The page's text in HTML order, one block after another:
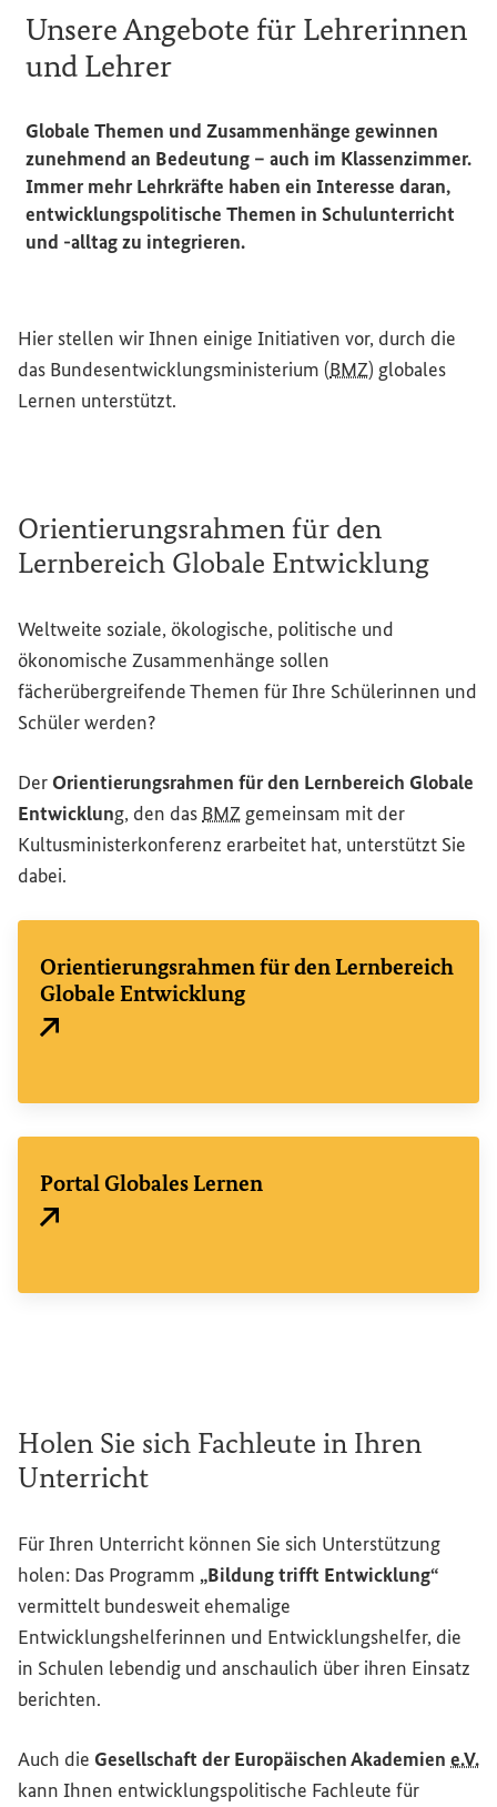
Unsere Angebote für Lehrerinnen
und Lehrer
Globale Themen und Zusammenhänge gewinnen
zunehmend an Bedeutung – auch im Klassenzimmer.
Immer mehr Lehrkräfte haben ein Interesse daran,
entwicklungspolitische Themen in Schulunterricht
und -alltag zu integrieren.
Hier stellen wir Ihnen einige Initiativen vor, durch die
das Bundesentwicklungsministerium (BMZ) globales
Lernen unterstützt.
Orientierungsrahmen für den
Lernbereich Globale Entwicklung
Weltweite soziale, ökologische, politische und
ökonomische Zusammenhänge sollen
fächerübergreifende Themen für Ihre Schülerinnen und
Schüler werden?
Der Orientierungsrahmen für den Lernbereich Globale
Entwicklung, den das BMZ gemeinsam mit der
Kultusministerkonferenz erarbeitet hat, unterstützt Sie
dabei.
Orientierungsrahmen für den Lernbereich
Globale Entwicklung
Portal Globales Lernen
Holen Sie sich Fachleute in Ihren
Unterricht
Für Ihren Unterricht können Sie sich Unterstützung
holen: Das Programm „Bildung trifft Entwicklung“
vermittelt bundesweit ehemalige
Entwicklungshelferinnen und Entwicklungshelfer, die
in Schulen lebendig und anschaulich über ihren Einsatz
berichten.
Auch die Gesellschaft der Europäischen Akademien e.V.
kann Ihnen entwicklungspolitische Fachleute für